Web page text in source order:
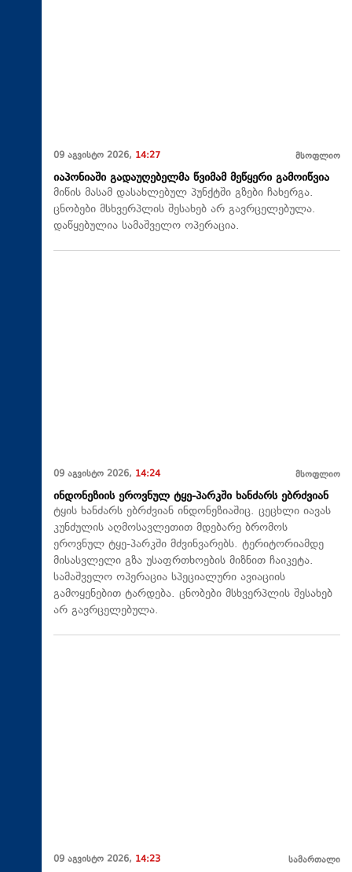
09 აგვისტო 2026, 14:27 მსოფლიო
იაპონიაში გადაუღებელმა წვიმამ მეწყერი გამოიწვია
მიწის მასამ დასახლებულ პუნქტში გზები ჩახერგა.
ცნობები მსხვერპლის შესახებ არ გავრცელებულა.
დაწყებულია სამაშველო ოპერაცია.
09 აგვისტო 2026, 14:24 მსოფლიო
ინდონეზიის ეროვნულ ტყე-პარკში ხანძარს ებრძვიან
ტყის ხანძარს ებრძვიან ინდონეზიაშიც. ცეცხლი იავას
კუნძულის აღმოსავლეთით მდებარე ბრომოს
ეროვნულ ტყე-პარკში მძვინვარებს. ტერიტორიამდე
მისასვლელი გზა უსაფრთხოების მიზნით ჩაიკეტა.
სამაშველო ოპერაცია სპეციალური ავიაციის
გამოყენებით ტარდება. ცნობები მსხვერპლის შესახებ
არ გავრცელებულა.
09 აგვისტო 2026, 14:23 სამართალი